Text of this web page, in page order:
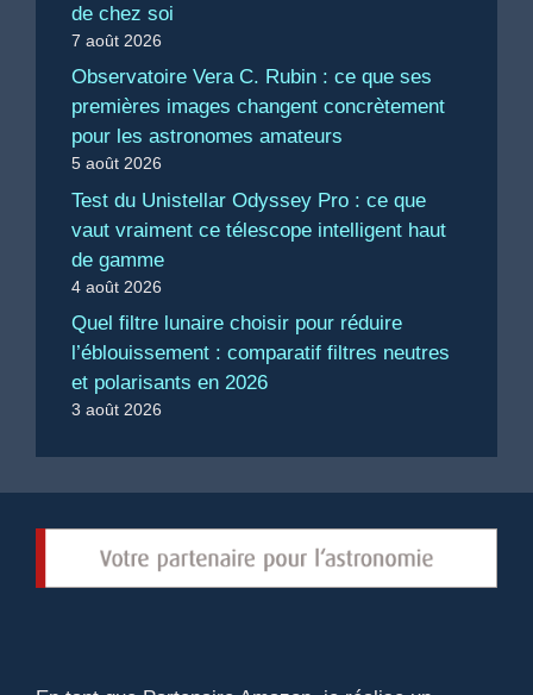
de chez soi
7 août 2026
Observatoire Vera C. Rubin : ce que ses
premières images changent concrètement
pour les astronomes amateurs
5 août 2026
Test du Unistellar Odyssey Pro : ce que
vaut vraiment ce télescope intelligent haut
de gamme
4 août 2026
Quel filtre lunaire choisir pour réduire
l’éblouissement : comparatif filtres neutres
et polarisants en 2026
3 août 2026